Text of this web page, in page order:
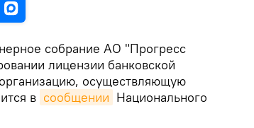
собрание АО "Прогресс
лицензии банковской
осуществляющую
в сообщении Национального